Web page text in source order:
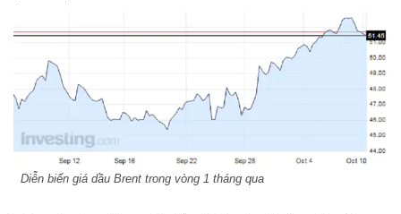
Diễn biến giá dầu Brent trong vòng 1 tháng qua